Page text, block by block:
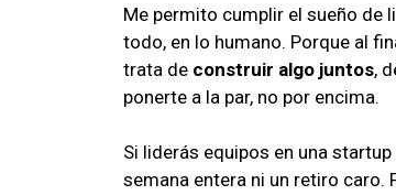
Me permito cumplir el sueño de
todo, en lo humano. Porque al
trata de construir algo juntos,
ponerte a la par, no por encima.
Si liderás equipos en una
semana entera ni un retiro caro.